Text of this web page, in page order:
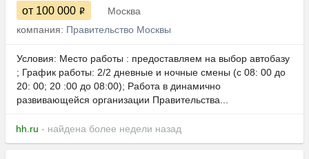
от 100 000
Москва
компания: Правительство Москвы
Условия: Место работы : предоставляем на выбор автобазу
; График работы: 2/2 дневные и ночные смены (с 08: 00 до
20: 00; 20 :00 до 08:00); Работа в динамично
развивающейся организации Правительства...
hh.ru - найдена более недели назад